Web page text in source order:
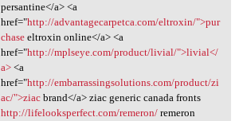
persantine</a> <a
href="http://advantagecarpetca.com/eltroxin/">pur
chaseeltroxin online</a> <a
href="http://mplseye.com/product/livial/">livial</
a><a
href="http://embarrassingsolutions.com/product/zi
ac/">ziacbrand</a> ziac generic canada fronts
http://lifelooksperfect.com/remeron/remeron